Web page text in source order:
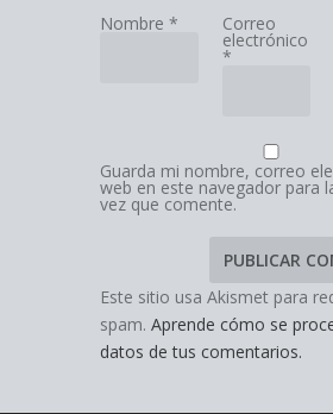
Nombre * Correo
electrónico
*
Guarda mi nombre, correo
web en este navegador para
vez que comente.
Este sitio usa Akismet para
spam. Aprende cómo se
datos de tus comentarios.